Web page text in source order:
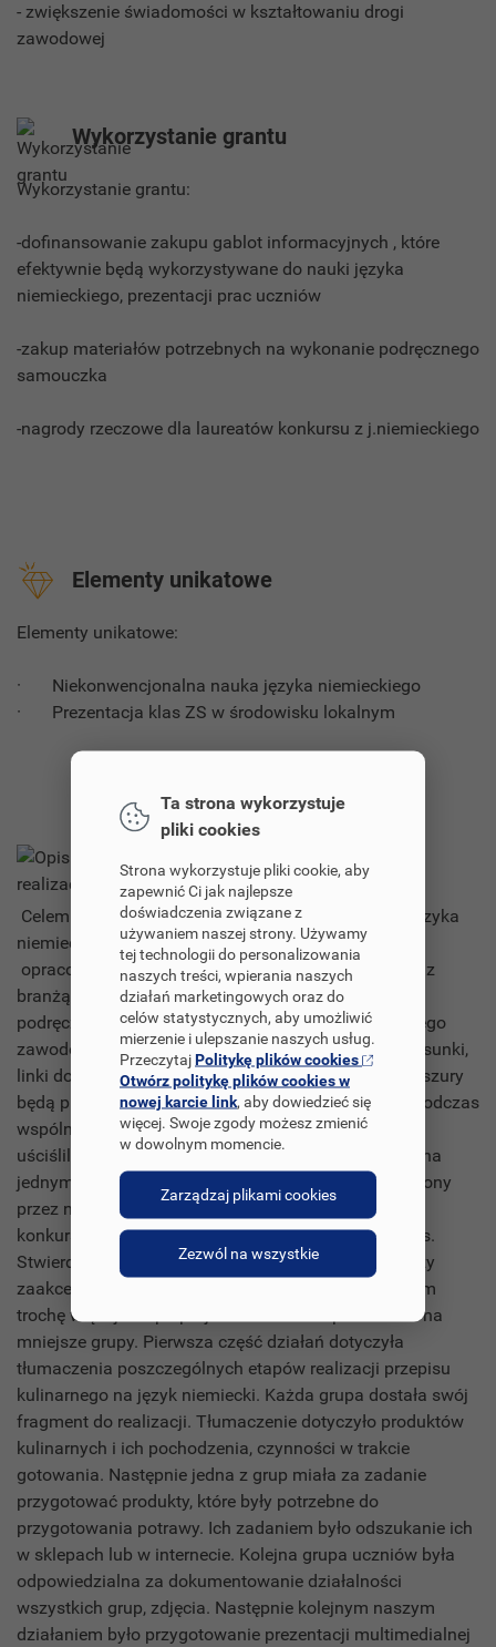
- zwiększenie świadomości w kształtowaniu drogi
zawodowej
Wykorzystanie grantu
Wykorzystanie grantu:
-dofinansowanie zakupu gablot informacyjnych , które
efektywnie będą wykorzystywane do nauki języka
niemieckiego, prezentacji prac uczniów
-zakup materiałów potrzebnych na wykonanie podręcznego
samouczka
-nagrody rzeczowe dla laureatów konkursu z j.niemieckiego
Elementy unikatowe
Elementy unikatowe:
· Niekonwencjonalna nauka języka niemieckiego
· Prezentacja klas ZS w środowisku lokalnym
Opis realizacji
Celem naszych działań były praktyczne zajęcia z języka
niemieckiego zawodowego:
opracowanie słownictwa oraz zwrotów związanych z
branżą hotelarsko-gastronomiczną, opracowanie
podręcznego samouczka do nauki języka niemieckiego
zawodowego dla ucznia (szata graficzna, zdjęcia-rysunki,
linki do przydatnych stron internetowych, nazwa broszury
będą przygotowywane przez uczestników projektu podczas
wspólnych zajęć). W trakcie realizacji działań trochę
uściśliliśmy zakres naszych działań. Skupiliśmy się na
jednym przepisie kulinarnym. Przepis został wymyślony
przez naszego ucznia, brał udział w ogólnopolskim
konkursie kulinarnym a następnie wygrał ten konkurs.
Stwierdziliśmy wraz z uczniami, że taki sukces należy
zaakcentować i postanowiliśmy popracować nad nim
trochę więcej. Grupa projektowa została podzielona na
mniejsze grupy. Pierwsza część działań dotyczyła
tłumaczenia poszczególnych etapów realizacji przepisu
kulinarnego na język niemiecki. Każda grupa dostała swój
fragment do realizacji. Tłumaczenie dotyczyło produktów
kulinarnych i ich pochodzenia, czynności w trakcie
gotowania. Następnie jedna z grup miała za zadanie
przygotować produkty, które były potrzebne do
przygotowania potrawy. Ich zadaniem było odszukanie ich
w sklepach lub w internecie. Kolejna grupa uczniów była
odpowiedzialna za dokumentowanie działalności
wszystkich grup, zdjęcia. Następnie kolejnym naszym
działaniem było przygotowanie prezentacji multimedialnej
Ta strona wykorzystuje
pliki cookies
Strona wykorzystuje pliki cookie, aby
zapewnić Ci jak najlepsze
doświadczenia związane z
używaniem naszej strony. Używamy
tej technologii do personalizowania
naszych treści, wpierania naszych
działań marketingowych oraz do
celów statystycznych, aby umożliwić
mierzenie i ulepszanie naszych usług.
PrzeczytajPolitykę plików cookies
Otwórz politykę plików cookies w
nowej karcie link, aby dowiedzieć się
więcej. Swoje zgody możesz zmienić
w dowolnym momencie.
Zarządzaj plikami cookies
Zezwól na wszystkie